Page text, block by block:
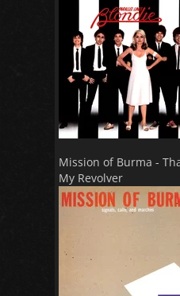
Mission of Burma -
My Revolver